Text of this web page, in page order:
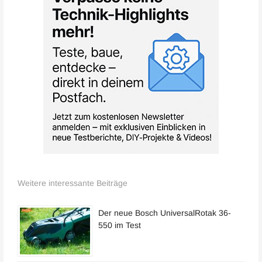
Weitere interessante Beiträge
Der neue Bosch UniversalRotak 36-
550 im Test